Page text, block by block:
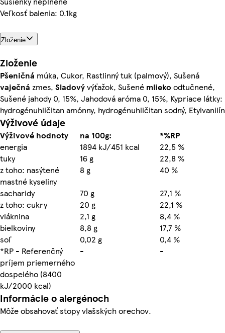
Veľkosť balenia: 0.1kg
Zloženie
Zloženie
Pšeničná múka, Cukor, Rastlinný tuk (palmový), Sušená
vaječná zmes, Sladovývýťažok, Sušené mlieko odtučnené,
Sušené jahody 0, 15%, Jahodová aróma 0, 15%, Kypriace látky:
hydrogénuhličitan amónny, hydrogénuhličitan sodný, Etylvanilín
Výživové údaje
Výživové hodnoty na 100g:
*%RP
energia
1894 kJ/451 kcal
22,5 %
tuky
16 g
22,8 %
z toho: nasýtené
mastné kyseliny
8 g
40 %
sacharidy
70 g
27,1 %
z toho: cukry
20 g
22,1 %
vláknina
2,1 g
8,4 %
bielkoviny
8,8 g
17,7 %
soľ
0,02 g
0,4 %
*RP - Referenčný
príjem priemerného
dospelého (8400
kJ/2000 kcal)
- -
Informácie o alergénoch
Môže obsahovať stopy vlašských orechov.